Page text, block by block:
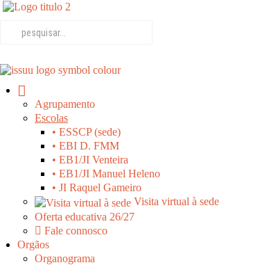
Agrupamento
Escolas
• ESSCP (sede)
• EBI D. FMM
• EB1/JI Venteira
• EB1/JI Manuel Heleno
• JI Raquel Gameiro
Visita virtual à sede
Oferta educativa 26/27
Fale connosco
Orgãos
Organograma